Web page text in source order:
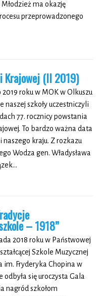
ma okazję
przeprowadzonego
Krajowej (II 2019)
2019 roku w MOK w Olkuszu
naszej szkoły uczestniczyli
77. rocznicy powstania
To bardzo ważna data
naszego kraju. Z rozkazu
Wodza gen. Władysława
– 1918”
2018 roku w Państwowej
Szkole Muzycznej
im. Fryderyka Chopina w
odbyła się uroczysta Gala
nagród szkołom